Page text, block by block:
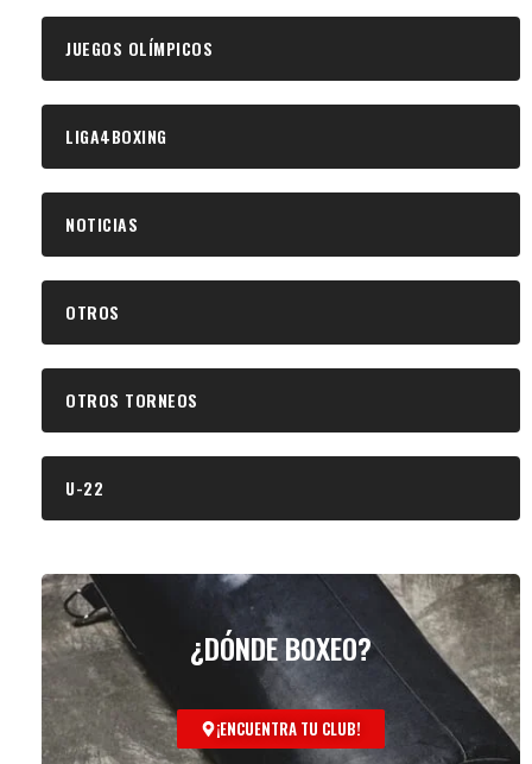
JUEGOS OLÍMPICOS
LIGA4BOXING
NOTICIAS
OTROS
OTROS TORNEOS
U-22
¿DÓNDE BOXEO?
¡ENCUENTRA TU CLUB!